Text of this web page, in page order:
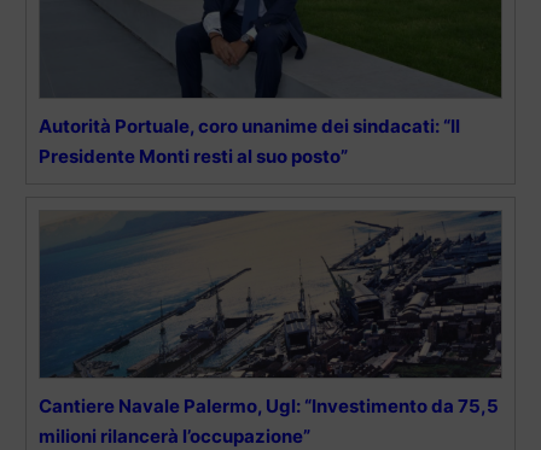
Autorità Portuale, coro unanime dei sindacati: “Il
Presidente Monti resti al suo posto”
Cantiere Navale Palermo, Ugl: “Investimento da 75,5
milioni rilancerà l’occupazione”